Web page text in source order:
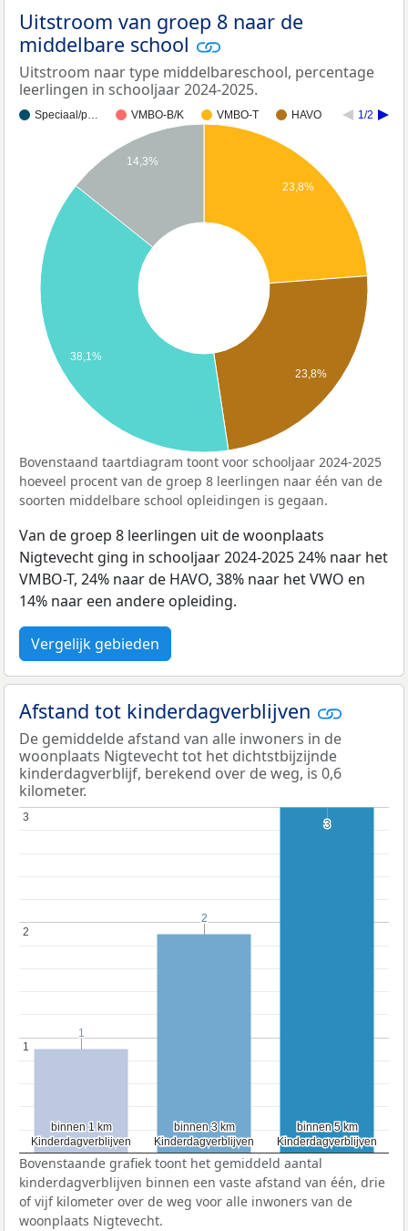
Uitstroom van groep 8 naar de
middelbare school
Uitstroom naar type middelbareschool, percentage
leerlingen in schooljaar 2024-2025.
Speciaal/p… VMBO-B/K VMBO-T HAVO 1/2
23,8%
23,8%
14,3%
38,1%
Bovenstaand taartdiagram toont voor schooljaar 2024-2025
hoeveel procent van de groep 8 leerlingen naar één van de
soorten middelbare school opleidingen is gegaan.
Van de groep 8 leerlingen uit de woonplaats
Nigtevecht ging in schooljaar 2024-2025 24% naar het
VMBO-T, 24% naar de HAVO, 38% naar het VWO en
14% naar een andere opleiding.
Vergelijk gebieden
Afstand tot kinderdagverblijven
De gemiddelde afstand van alle inwoners in de
woonplaats Nigtevecht tot het dichtstbijzijnde
kinderdagverblijf, berekend over de weg, is 0,6
kilometer.
Kinderdagverblijven
Kinderdagverblijven
binnen 1 km
binnen 1 km
Kinderdagverblijven
Kinderdagverblijven
binnen 3 km
binnen 3 km
Kinderdagverblijven
Kinderdagverblijven
binnen 5 km
binnen 5 km
1
1
2
2
3
3
1
1
2
2
3
3
Bovenstaande grafiek toont het gemiddeld aantal
kinderdagverblijven binnen een vaste afstand van één, drie
of vijf kilometer over de weg voor alle inwoners van de
woonplaats Nigtevecht.